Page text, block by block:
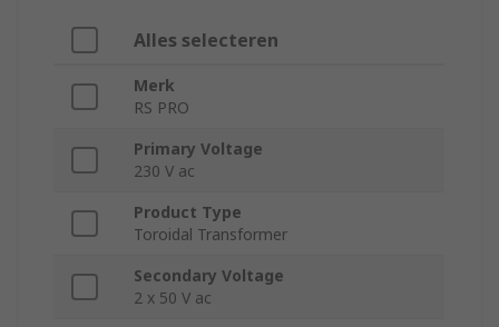
Alles selecteren
Merk
RS PRO
Primary Voltage
230 V ac
Product Type
Toroidal Transformer
Secondary Voltage
2 x 50 V ac